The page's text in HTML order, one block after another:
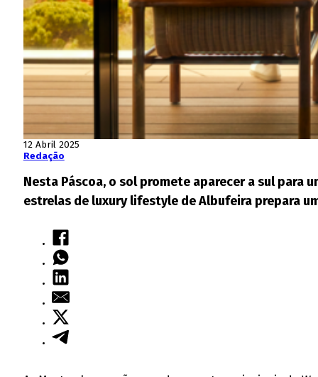
12 Abril 2025
Redação
Nesta Páscoa, o sol promete aparecer a sul para
estrelas de luxury lifestyle de Albufeira prepara